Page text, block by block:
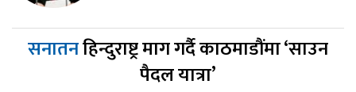
सनातनहिन्दुराष्ट्र माग गर्दै काठमाडौंमा ‘साउन
पैदल यात्रा’